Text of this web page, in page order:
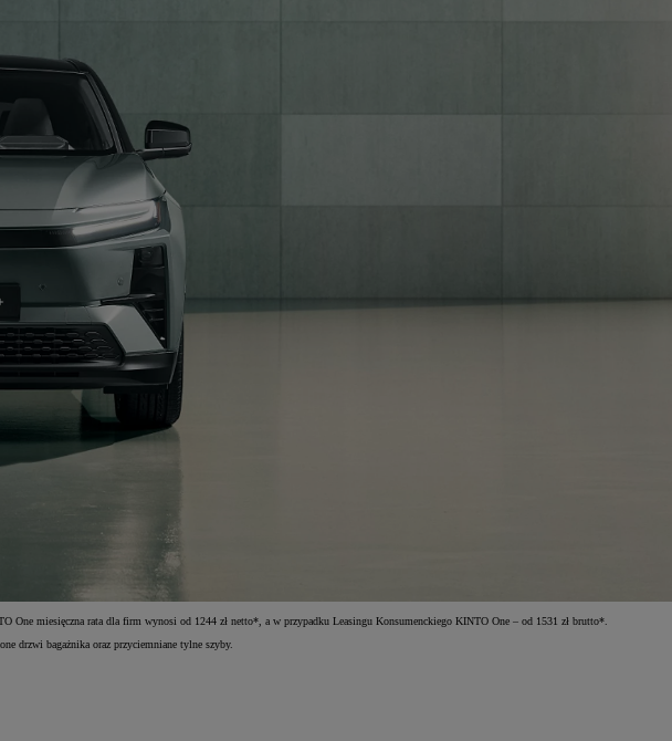
miesięczna rata dla firm wynosi od 1244 zł netto*, a w przypadku Leasingu Konsumenckiego KINTO One – od 1531 zł brutto*.
drzwi bagażnika oraz przyciemniane tylne szyby.